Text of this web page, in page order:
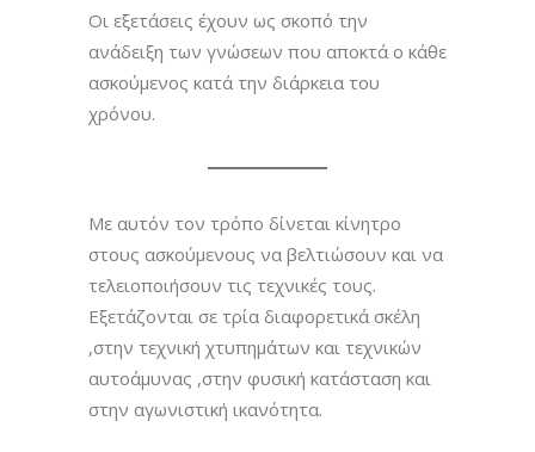
Οι εξετάσεις έχουν ως σκοπό την
ανάδειξη των γνώσεων που αποκτά ο κάθε
ασκούμενος κατά την διάρκεια του
χρόνου.
Με αυτόν τον τρόπο δίνεται κίνητρο
στους ασκούμενους να βελτιώσουν και να
τελειοποιήσουν τις τεχνικές τους.
Εξετάζονται σε τρία διαφορετικά σκέλη
,στην τεχνική χτυπημάτων και τεχνικών
αυτοάμυνας ,στην φυσική κατάσταση και
στην αγωνιστική ικανότητα.